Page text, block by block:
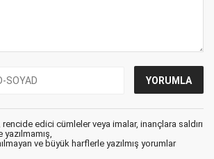
edici cümleler veya imalar, inançlara saldırı
ve büyük harflerle yazılmış yorumlar